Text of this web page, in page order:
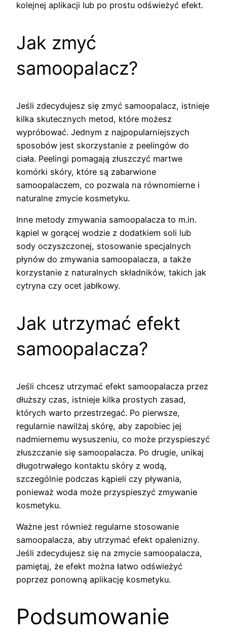
kolejnej aplikacji lub po prostu odświeżyć efekt.
Jak zmyć
samoopalacz?
Jeśli zdecydujesz się zmyć samoopalacz, istnieje
kilka skutecznych metod, które możesz
wypróbować. Jednym z najpopularniejszych
sposobów jest skorzystanie z peelingów do
ciała. Peelingi pomagają złuszczyć martwe
komórki skóry, które są zabarwione
samoopalaczem, co pozwala na równomierne i
naturalne zmycie kosmetyku.
Inne metody zmywania samoopalacza to m.in.
kąpiel w gorącej wodzie z dodatkiem soli lub
sody oczyszczonej, stosowanie specjalnych
płynów do zmywania samoopalacza, a także
korzystanie z naturalnych składników, takich jak
cytryna czy ocet jabłkowy.
Jak utrzymać efekt
samoopalacza?
Jeśli chcesz utrzymać efekt samoopalacza przez
dłuższy czas, istnieje kilka prostych zasad,
których warto przestrzegać. Po pierwsze,
regularnie nawilżaj skórę, aby zapobiec jej
nadmiernemu wysuszeniu, co może przyspieszyć
złuszczanie się samoopalacza. Po drugie, unikaj
długotrwałego kontaktu skóry z wodą,
szczególnie podczas kąpieli czy pływania,
ponieważ woda może przyspieszyć zmywanie
kosmetyku.
Ważne jest również regularne stosowanie
samoopalacza, aby utrzymać efekt opalenizny.
Jeśli zdecydujesz się na zmycie samoopalacza,
pamiętaj, że efekt można łatwo odświeżyć
poprzez ponowną aplikację kosmetyku.
Podsumowanie